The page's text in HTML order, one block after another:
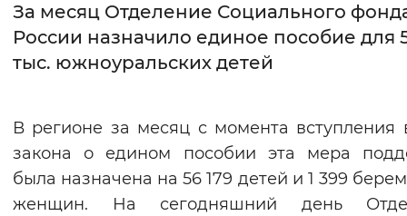
С засечками
Интервал между буквами
Цвет сайта
Монохромный Инверсивный
За месяц Отделение Социального
России назначило единое пособие для
тыс. южноуральских детей
В регионе за месяц с момента вступления
закона о едином пособии эта мера
была назначена на 56 179 детей и 1 399
женщин. На сегодняшний день